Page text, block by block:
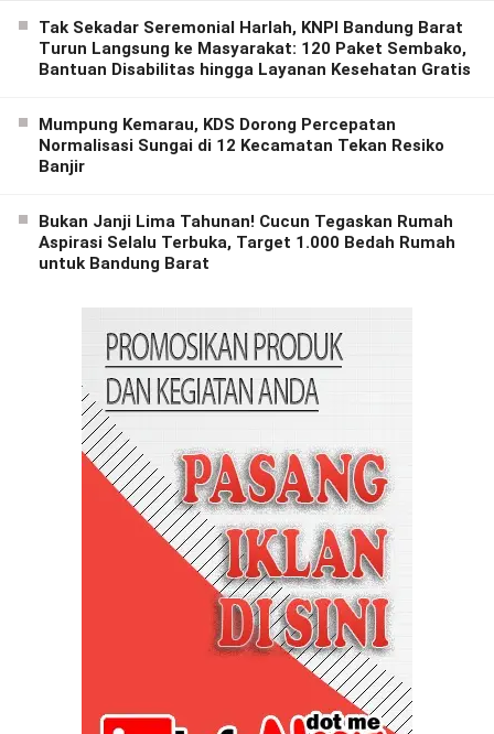
Tak Sekadar Seremonial Harlah, KNPI Bandung Barat
Turun Langsung ke Masyarakat: 120 Paket Sembako,
Bantuan Disabilitas hingga Layanan Kesehatan Gratis
Mumpung Kemarau, KDS Dorong Percepatan
Normalisasi Sungai di 12 Kecamatan Tekan Resiko
Banjir
Bukan Janji Lima Tahunan! Cucun Tegaskan Rumah
Aspirasi Selalu Terbuka, Target 1.000 Bedah Rumah
untuk Bandung Barat